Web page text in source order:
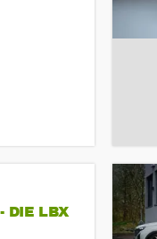
DIE LBX